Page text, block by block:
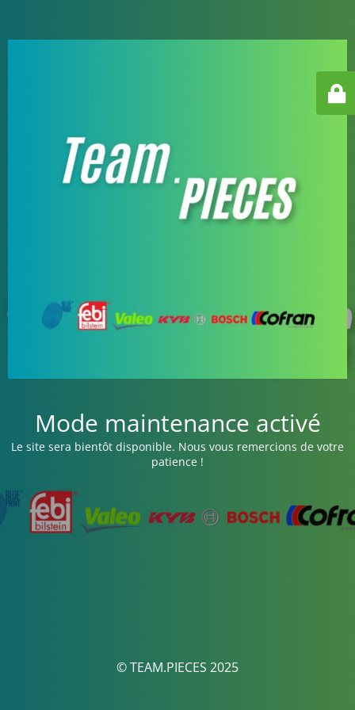
Mode maintenance activé
Le site sera bientôt disponible. Nous vous remercions de votre
patience !
© TEAM.PIECES 2025